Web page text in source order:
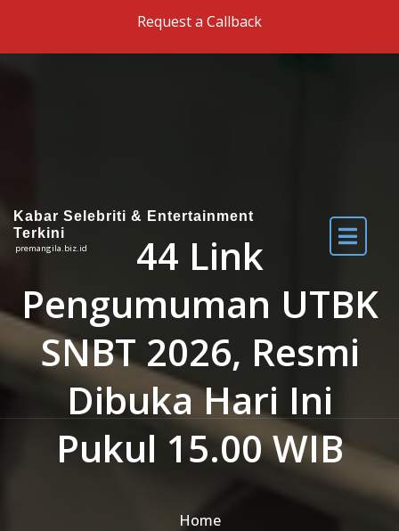
Request a Callback
Kabar Selebriti & Entertainment
Terkini
premangila.biz.id
44 Link
Pengumuman UTBK
SNBT 2026, Resmi
Dibuka Hari Ini
Pukul 15.00 WIB
Home